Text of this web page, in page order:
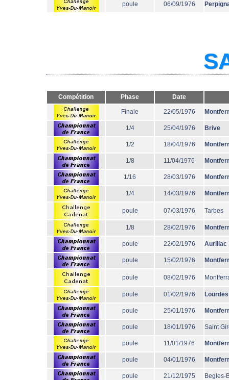
poule 06/09/1976
Compétition Phase Date
Finale 22/05/1976
1/4 25/04/1976 Brive
1/2 18/04/1976
1/8 11/04/1976
1/16 28/03/1976
1/4 14/03/1976
poule 07/03/1976 Tarbes
1/8 28/02/1976
poule 22/02/1976 Aurillac
poule 15/02/1976
poule 08/02/1976
poule 01/02/1976 Lourdes
poule 25/01/1976
poule 18/01/1976 Saint
poule 11/01/1976
poule 04/01/1976
poule 21/12/1975 Begles-